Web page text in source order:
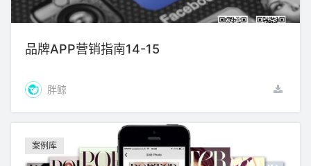
品牌APP营销指南14-15
胖鲸
案例库